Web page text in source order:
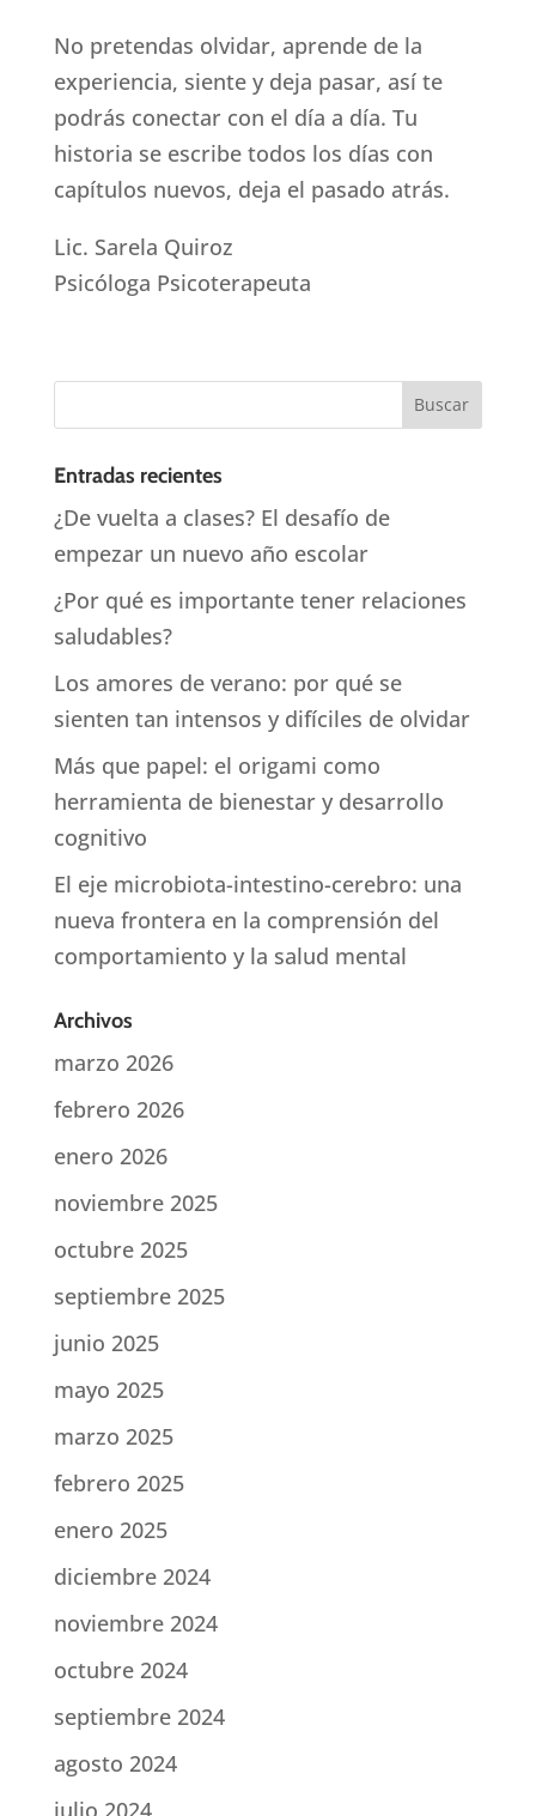
No pretendas olvidar, aprende de la
experiencia, siente y deja pasar, así te
podrás conectar con el día a día. Tu
historia se escribe todos los días con
capítulos nuevos, deja el pasado atrás.
Lic. Sarela Quiroz
Psicóloga Psicoterapeuta
Entradas recientes
¿De vuelta a clases? El desafío de
empezar un nuevo año escolar
¿Por qué es importante tener relaciones
saludables?
Los amores de verano: por qué se
sienten tan intensos y difíciles de olvidar
Más que papel: el origami como
herramienta de bienestar y desarrollo
cognitivo
El eje microbiota-intestino-cerebro: una
nueva frontera en la comprensión del
comportamiento y la salud mental
Archivos
marzo 2026
febrero 2026
enero 2026
noviembre 2025
octubre 2025
septiembre 2025
junio 2025
mayo 2025
marzo 2025
febrero 2025
enero 2025
diciembre 2024
noviembre 2024
octubre 2024
septiembre 2024
agosto 2024
julio 2024